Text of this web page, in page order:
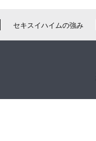
セキスイハイムの強み